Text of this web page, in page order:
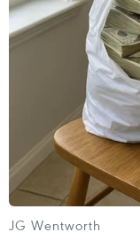
làm giàu urani
sản xuất vũ
JG Wentworth